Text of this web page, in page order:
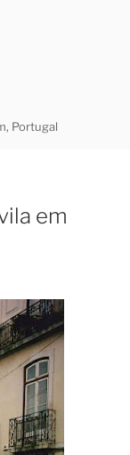
Portugal
em